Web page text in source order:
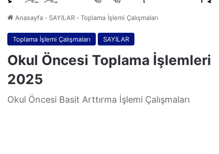
Anasayfa - SAYILAR - Toplama İşlemi Çalışmaları
Toplama İşlemi Çalışmaları SAYILAR
Okul Öncesi Toplama İşlemleri
2025
Okul Öncesi Basit Arttırma İşlemi Çalışmaları